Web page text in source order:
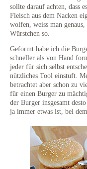
sollte darauf achten, dass
Fleisch aus dem Nacken
wolfen, weiss man
Würstchen so.
Geformt habe ich die
schneller als von Hand
jeder für sich selbst
nützliches Tool einstuft.
betrachtet aber schon zu
für einen Burger zu
der Burger insgesamt
ja immer etwas ist, bei